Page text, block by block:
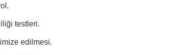
testleri.
edilmesi.